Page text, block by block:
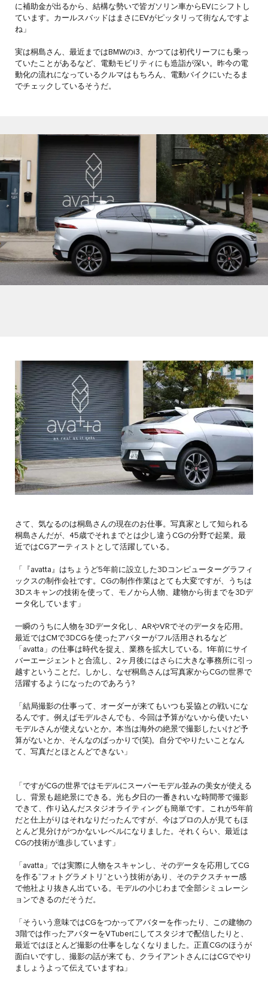
に補助金が出るから、結構な勢いで皆ガソリン車からEVにシフトし
ています。カールスバッドはまさにEVがピッタリって街なんですよ
ね」
実は桐島さん、最近まではBMWのi3、かつては初代リーフにも乗っ
ていたことがあるなど、電動モビリティにも造詣が深い。昨今の電
動化の流れになっているクルマはもちろん、電動バイクにいたるま
でチェックしているそうだ。
さて、気なるのは桐島さんの現在のお仕事。写真家として知られる
桐島さんだが、45歳でそれまでとは少し違うCGの分野で起業。最
近ではCGアーティストとして活躍している。
「『avatta』はちょうど5年前に設立した3Dコンピューターグラフィ
ックスの制作会社です。CGの制作作業はとても大変ですが、うちは
3Dスキャンの技術を使って、モノから人物、建物から街までを3Dデ
ータ化しています」
一瞬のうちに人物を3Dデータ化し、ARやVRでそのデータを応用。
最近ではCMで3DCGを使ったアバターがフル活用されるなど
「avatta」の仕事は時代を捉え、業務を拡大している。1年前にサイ
バーエージェントと合流し、2ヶ月後にはさらに大きな事務所に引っ
越すということだ。しかし、なぜ桐島さんは写真家からCGの世界で
活躍するようになったのであろう?
「結局撮影の仕事って、オーダーが来てもいつも妥協との戦いにな
るんです。例えばモデルさんでも、今回は予算がないから使いたい
モデルさんが使えないとか。本当は海外の絶景で撮影したいけど予
算がないとか、そんなのばっかりで(笑)。自分でやりたいことなん
て、写真だとほとんどできない」
「ですがCGの世界ではモデルにスーパーモデル並みの美女が使える
し、背景も超絶景にできる。光も夕日の一番きれいな時間帯で撮影
できて、作り込んだスタジオライティングも簡単です。これが5年前
だと仕上がりはそれなりだったんですが、今はプロの人が見てもほ
とんど見分けがつかないレベルになりました。それくらい、最近は
CGの技術が進歩しています」
「avatta」では実際に人物をスキャンし、そのデータを応用してCG
を作る“フォトグラメトリ”という技術があり、そのテクスチャー感
で他社より抜きん出ている。モデルの小じわまで全部シミュレーシ
ョンできるのだそうだ。
「そういう意味ではCGをつかってアバターを作ったり、この建物の
3階では作ったアバターをVTuberにしてスタジオで配信したりと、
最近ではほとんど撮影の仕事をしなくなりました。正直CGのほうが
面白いですし、撮影の話が来ても、クライアントさんにはCGでやり
ましょうよって伝えていますね」